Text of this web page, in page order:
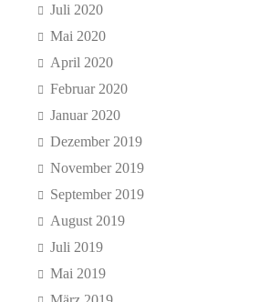
Juli 2020
Mai 2020
April 2020
Februar 2020
Januar 2020
Dezember 2019
November 2019
September 2019
August 2019
Juli 2019
Mai 2019